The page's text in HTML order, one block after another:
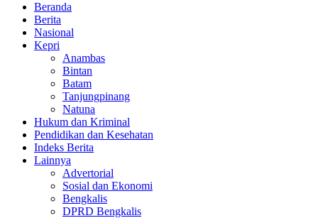
Beranda
Berita
Nasional
Kepri
Anambas
Bintan
Batam
Tanjungpinang
Natuna
Hukum dan Kriminal
Pendidikan dan Kesehatan
Indeks Berita
Lainnya
Advertorial
Sosial dan Ekonomi
Bengkalis
DPRD Bengkalis